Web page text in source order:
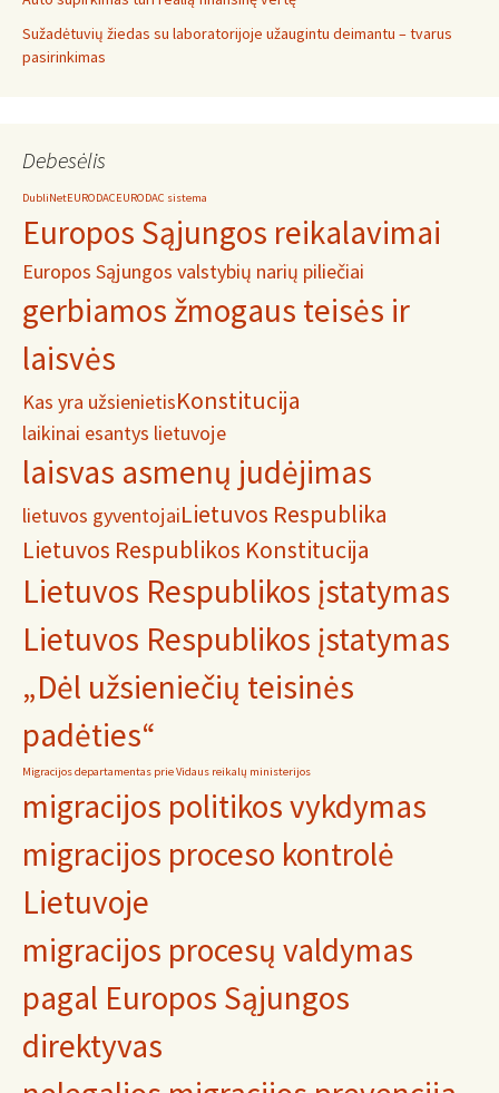
Sužadėtuvių žiedas su laboratorijoje užaugintu deimantu – tvarus
pasirinkimas
Debesėlis
DubliNetEURODACEURODAC sistema
Europos Sąjungos reikalavimai
Europos Sąjungos valstybių narių piliečiai
gerbiamos žmogaus teisės ir
laisvės
Kas yra užsienietisKonstitucija
laikinai esantys lietuvoje
laisvas asmenų judėjimas
lietuvos gyventojaiLietuvos Respublika
Lietuvos Respublikos Konstitucija
Lietuvos Respublikos įstatymas
Lietuvos Respublikos įstatymas
„Dėl užsieniečių teisinės
padėties“
Migracijos departamentas prie Vidaus reikalų ministerijos
migracijos politikos vykdymas
migracijos proceso kontrolė
Lietuvoje
migracijos procesų valdymas
pagal Europos Sąjungos
direktyvas